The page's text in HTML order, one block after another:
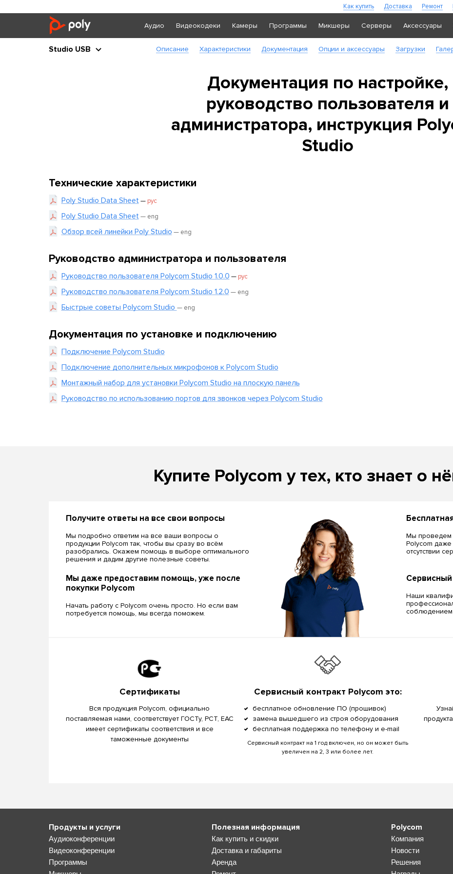
Как купить Доставка Ремонт
Аудио Видеокодеки Камеры Программы Микшеры Серверы Аксессуары
Studio USB Описание Характеристики Документация Опции и аксессуары Загрузки
Документация по настройке,
руководство пользователя и
администратора, инструкция
Studio
Технические характеристики
Poly Studio Data Sheet— рус
Poly Studio Data Sheet— eng
Обзор всей линейки Poly Studio — eng
Руководство администратора и пользователя
Руководство пользователя Polycom Studio 1.0.0 — рус
Руководство пользователя Polycom Studio 1.2.0 — eng
Быстрые советы Polycom Studio — eng
Документация по установке и подключению
Подключение Polycom Studio
Подключение дополнительных микрофонов к Polycom Studio
Монтажный набор для установки Polycom Studio на плоскую панель
Руководство по использованию портов для звонков через Polycom Studio
Купите Polycom у тех, кто знает о
Получите ответы на все свои вопросы
Мы подробно ответим на все ваши вопросы о
продукции Polycom так, чтобы вы сразу во всём
разобрались. Окажем помощь в выборе оптимального
решения и дадим другие полезные советы.
Мы даже предоставим помощь, уже после
покупки Polycom
Начать работу с Polycom очень просто. Но если вам
потребуется помощь, мы всегда поможем.
Мы проведем
Polycom даже
отсутствии
Наши
соблюдением
Сертификаты
Вся продукция Polycom, официально
поставляемая нами, соответствует ГОСТу, РСТ, EAC
имеет сертификаты соответствия и все
таможенные документы
Сервисный контракт Polycom это:
бесплатное обновление ПО (прошивок)
замена вышедшего из строя оборудования
бесплатная поддержка по телефону и e-mail
Сервисный контракт на 1 год включен, но он может быть
увеличен на 2, 3 или более лет.
Продукты и услуги
Аудиоконференции
Видеоконференции
Программы
Полезная информация
Как купить и скидки
Доставка и габариты
Аренда
Polycom
Компания
Новости
Решения